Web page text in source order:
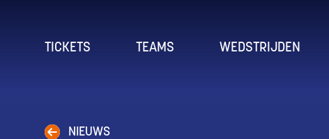
TICKETS TEAMS WEDSTRIJDEN
NIEUWS